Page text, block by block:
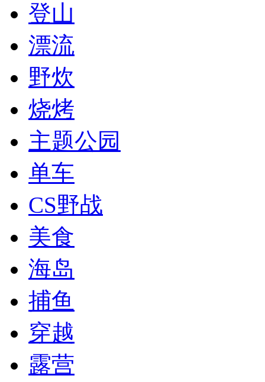
登山
漂流
野炊
烧烤
主题公园
单车
CS野战
美食
海岛
捕鱼
穿越
露营